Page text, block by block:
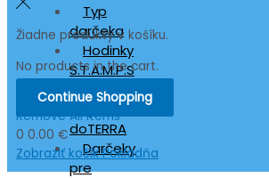
Typ
darčeka
Hodinky
S.T.A.M.P.S
Esenciálne
doTERRA
Darčeky
pre
Žiadne produkty v košíku.
No products in the cart.
Continue Shopping
Remove All Items
0 0.00 €
Zobraziť košík Pokladňa